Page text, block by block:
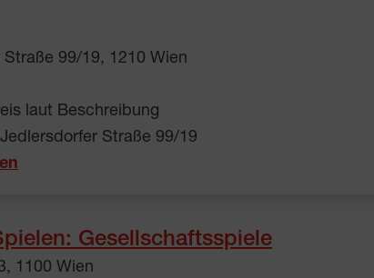
99/19, 1210 Wien
laut Beschreibung
Straße 99/19
Gesellschaftsspiele
1100 Wien